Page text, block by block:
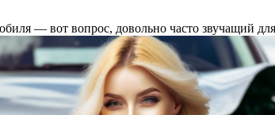
― вот вопрос, довольно часто звучащий